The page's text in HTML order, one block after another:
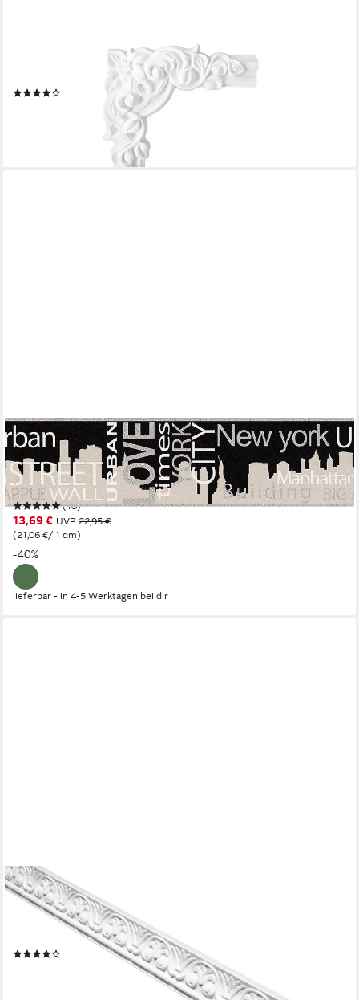
Segment als Ergänzung zur Flachleiste, hart & stoßfest, weiß -
lieferbar - in 3-4 Werktagen bei dir
LIVING WALLS
Bordüre Only Borders, glatt, gemustert, Motiv, mit Schrift, Papier
Borte Wohnzimmer Schlafzimmer Küche Flur Design
Kinderzimmer
(18)
13,69 € UVP 22,95 €
(21,06 €/ 1 qm)
-40%
lieferbar - in 4-5 Werktagen bei dir
MARBET DESIGN
Zierleiste B-10, Wand- und Deckenumrandung aus Styropor
(EPS) - 2 Meter Flachleiste, leicht & formfestes, weißes
Zierprofil - Wandleiste